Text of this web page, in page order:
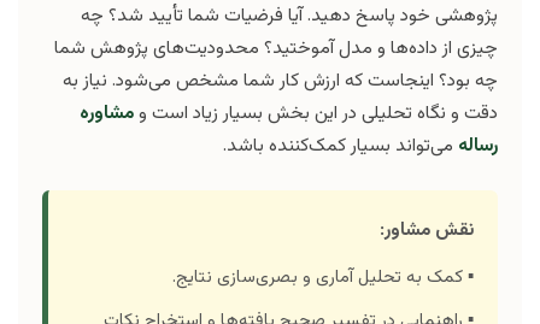
پژوهشی خود پاسخ دهید. آیا فرضیات شما تأیید شد؟ چه
چیزی از داده‌ها و مدل آموختید؟ محدودیت‌های پژوهش شما
چه بود؟ اینجاست که ارزش کار شما مشخص می‌شود. نیاز به
دقت و نگاه تحلیلی در این بخش بسیار زیاد است ومشاوره
رساله می‌تواند بسیار کمک‌کننده باشد.
نقش مشاور:
▪️ کمک به تحلیل آماری و بصری‌سازی نتایج.